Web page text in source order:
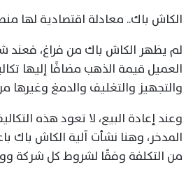
الكاش باك.. معادلة اقتصادية لها
لم يظهر الكاش باك من فراغ، فعند
العميل قيمة الذهب مضافًا إليها
والتجهيز والتغليف والدمغ وغيرها
وعند إعادة البيع، لا تعود هذه
المدخر، وهنا نشأت آلية الكاش باك
من التكلفة وفقًا لشروط كل شركة